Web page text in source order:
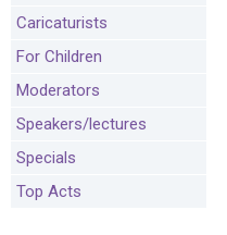
Caricaturists
For Children
Moderators
Speakers/lectures
Specials
Top Acts